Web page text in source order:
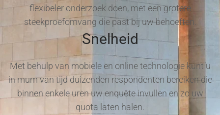
flexibeler onderzoek doen, met een grotere
steekproefomvang die past bij uw behoeften.
Snelheid
Met behulp van mobiele en online technologie kunt u
in mum van tijd duizenden respondenten bereiken die
binnen enkele uren uw enquête invullen en zo uw
quota laten halen.